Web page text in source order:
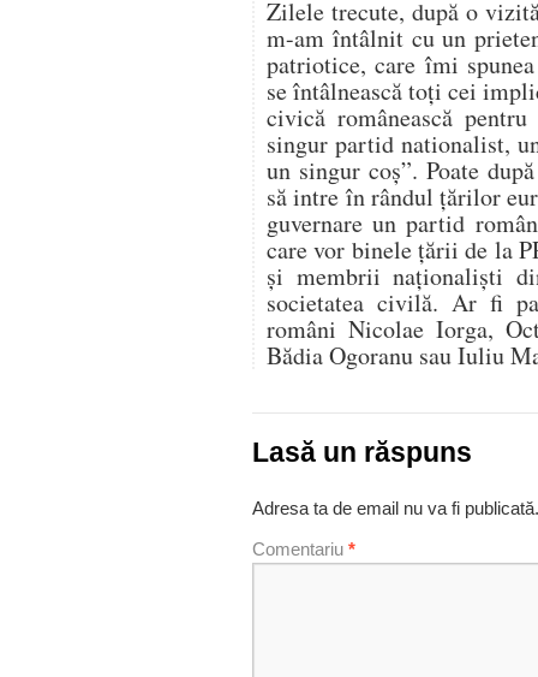
Zilele trecute, după o
m-am întâlnit cu un
patriotice, care îmi
se întâlnească toți cei
civică românească
singur partid nationalist,
un singur coș”. Poate
să intre în rândul țărilor
guvernare un partid
care vor binele țării de la
și membrii naționaliști
societatea civilă. Ar fi
români Nicolae Iorga,
Bădia Ogoranu sau Iuliu
Lasă un răspuns
Adresa ta de email nu va fi publicată.
Comentariu *